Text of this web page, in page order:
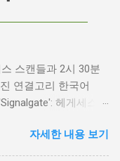
니다. 일부에서는 엘
스클리프와는 다소
하며 캐스팅에 대한
세요. 믿으세요. 분명
스캔들과 2시 30분
연결고리 한국어
헤게세스
렌드 인기 검색어 'jd'는
아닙니다. 최근 미국
자세한 내용 보기